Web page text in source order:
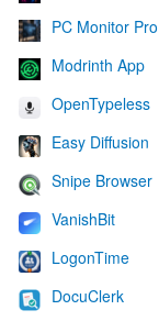
PC Monitor Pro
Modrinth App
OpenTypeless
Easy Diffusion
Snipe Browser
VanishBit
LogonTime
DocuClerk